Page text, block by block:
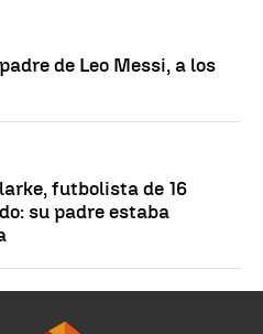
de Leo Messi, a los
futbolista de 16
su padre estaba